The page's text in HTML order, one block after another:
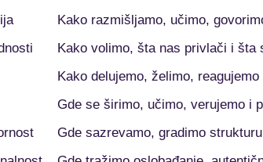
Kako razmišljamo, učimo,
Kako volimo, šta nas privlači i šta
Kako delujemo, želimo,
Gde se širimo, učimo, verujemo i
Gde sazrevamo, gradimo